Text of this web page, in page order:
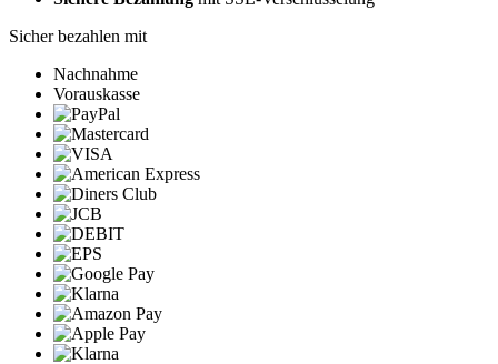
Sicher bezahlen mit
Nachnahme
Vorauskasse